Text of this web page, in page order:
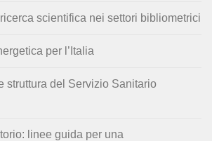
ricerca scientifica nei settori bibliometrici
per l’Italia
struttura del Servizio Sanitario
linee guida per una